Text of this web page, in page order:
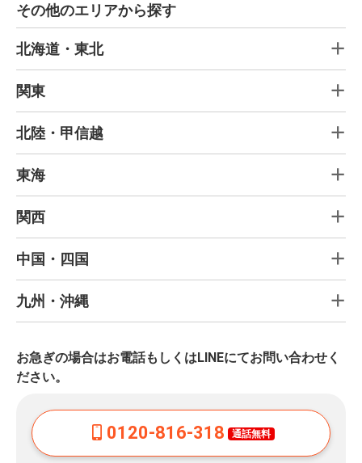
その他のエリアから探す
北海道・東北
関東
北陸・甲信越
東海
関西
中国・四国
九州・沖縄
お急ぎの場合はお電話もしくはLINEにてお問い合わせく
ださい。
0120-816-318 通話無料